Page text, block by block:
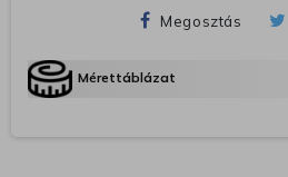
Megosztás
Mérettáblázat